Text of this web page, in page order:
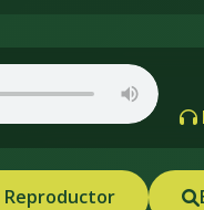
Reproductor